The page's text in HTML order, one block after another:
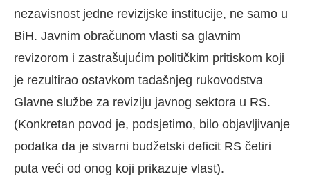
nezavisnost jedne revizijske institucije, ne samo u
BiH. Javnim obračunom vlasti sa glavnim
revizorom i zastrašujućim političkim pritiskom koji
je rezultirao ostavkom tadašnjeg rukovodstva
Glavne službe za reviziju javnog sektora u RS.
(Konkretan povod je, podsjetimo, bilo objavljivanje
podatka da je stvarni budžetski deficit RS četiri
puta veći od onog koji prikazuje vlast).